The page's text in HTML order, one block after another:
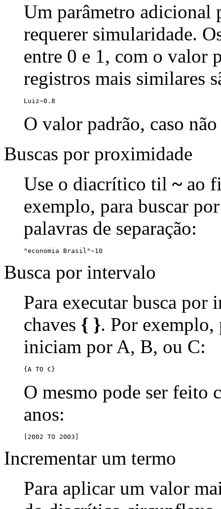
Um parâmetro adicional
requerer simularidade.
entre 0 e 1, com o valor
registros mais similares
Luiz~0.8
O valor padrão, caso
Buscas por proximidade
Use o diacrítico til ~ ao
exemplo, para buscar
palavras de separação:
"economia Brasil"~10
Busca por intervalo
Para executar busca por
chaves { }. Por exemplo,
iniciam por A, B, ou C:
{A TO C}
O mesmo pode ser feito
anos:
[2002 TO 2003]
Incrementar um termo
Para aplicar um valor